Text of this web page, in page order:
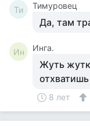
Ти Тимуровец
Да, там
Ин Инга.
Жуть
8 лет